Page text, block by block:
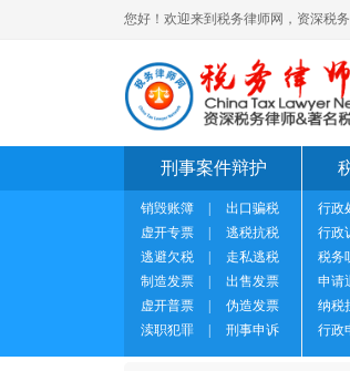
您好！欢迎来到税务律师网，资深税
刑事案件辩护
销毁账簿
出口骗税
虚开专票
逃税抗税
逃避欠税
走私逃税
制造发票
出售发票
虚开普票
伪造发票
渎职犯罪
刑事申诉
行政
行政
税务
申请
纳税
行政